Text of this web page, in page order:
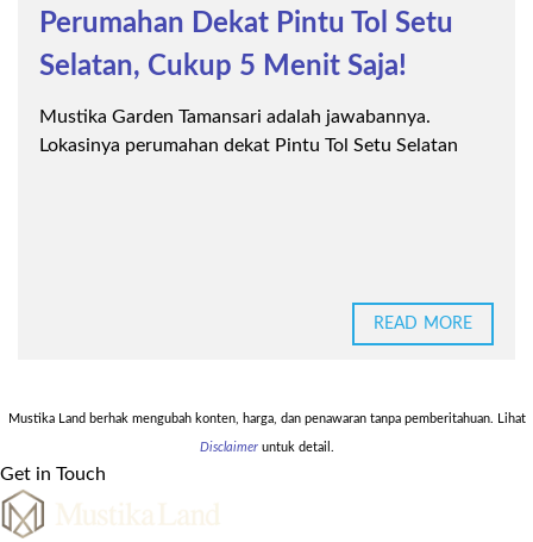
Perumahan Dekat Pintu Tol Setu
Selatan, Cukup 5 Menit Saja!
Mustika Garden Tamansari adalah jawabannya.
Lokasinya perumahan dekat Pintu Tol Setu Selatan
READ MORE
Mustika Land berhak mengubah konten, harga, dan penawaran tanpa pemberitahuan. Lihat
Disclaimeruntuk detail.
Get in Touch